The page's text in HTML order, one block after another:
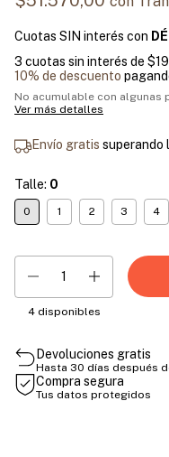
Cuotas SIN interés
3 cuotas sin interés de
10% de descuento
No acumulable con algunas
Ver más detalles
Envío gratis superando
Talle: 0
0 1 2 3 4
4 disponibles
Devoluciones gratis
Hasta 30 días después
Compra segura
Tus datos protegidos